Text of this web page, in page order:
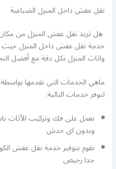
نقل عفش داخل المنزل الضباعية
هل تريد نقل عفش المنزل من مكان
خدمة نقل عفش داخل المنزل
واثاث المنزل بكل دقة مع أفضل
ماهي الخدمات التي نقدمها
لنوفر خدمات التالية:
نعمل على فك وتركيب الأثاث
وبدون اي خدش
نقوم بتوفير خدمة نقل عفش
جدا رخيص